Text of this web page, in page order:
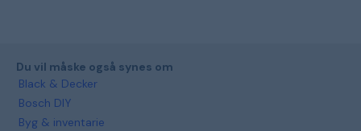
Du vil måske også synes om
Black & Decker
Bosch DIY
Byg & inventarie